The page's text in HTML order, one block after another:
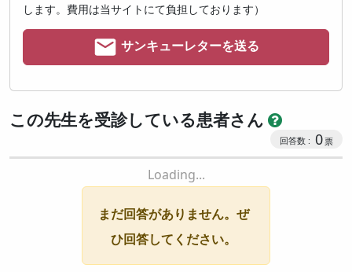
します。費用は当サイトにて負担しております）
サンキューレターを送る
この先生を受診している患者さん
0
Loading...
まだ回答がありません。ぜ
ひ回答してください。